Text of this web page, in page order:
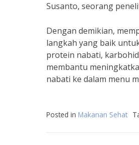
Susanto, seorang
Dengan demikian,
langkah yang baik
protein nabati,
membantu
nabati ke dalam menu
Posted in Makanan Sehat